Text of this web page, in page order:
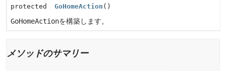
protected
GoHomeAction ()
GoHomeActionを構築します。
メソッドのサマリー